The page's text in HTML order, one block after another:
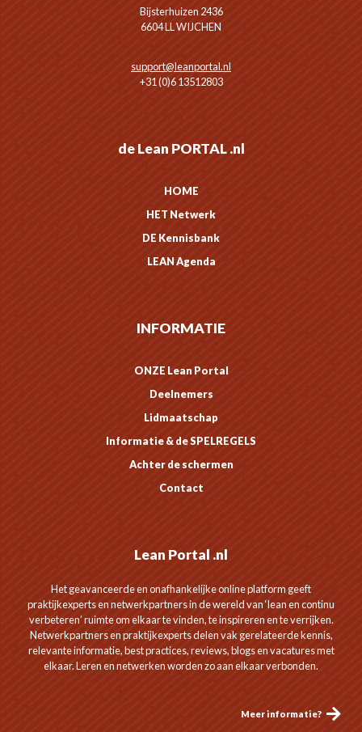
Bijsterhuizen 2436
6604 LL WIJCHEN
support@leanportal.nl
+31 (0)6 13512803
de Lean PORTAL .nl
HOME
HET Netwerk
DE Kennisbank
LEAN Agenda
INFORMATIE
ONZE Lean Portal
Deelnemers
Lidmaatschap
Informatie & de SPELREGELS
Achter de schermen
Contact
Lean Portal .nl
Het geavanceerde en onafhankelijke online platform geeft
praktijkexperts en netwerkpartners in de wereld van ‘lean en continu
verbeteren’ ruimte om elkaar te vinden, te inspireren en te verrijken.
Netwerkpartners en praktijkexperts delen vak gerelateerde kennis,
relevante informatie, best practices, reviews, blogs en vacatures met
elkaar. Leren en netwerken worden zo aan elkaar verbonden.
Meer informatie?